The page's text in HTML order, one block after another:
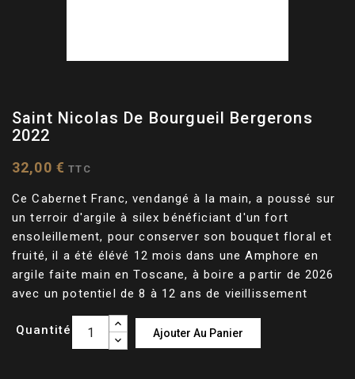
Saint Nicolas De Bourgueil Bergerons
2022
32,00 € TTC
Ce Cabernet Franc, vendangé à la main, a poussé sur
un terroir d'argile à silex bénéficiant d'un fort
ensoleillement, pour conserver son bouquet floral et
fruité, il a été élévé 12 mois dans une Amphore en
argile faite main en Toscane, à boire a partir de 2026
avec un potentiel de 8 à 12 ans de vieillissement
Quantité Ajouter Au Panier